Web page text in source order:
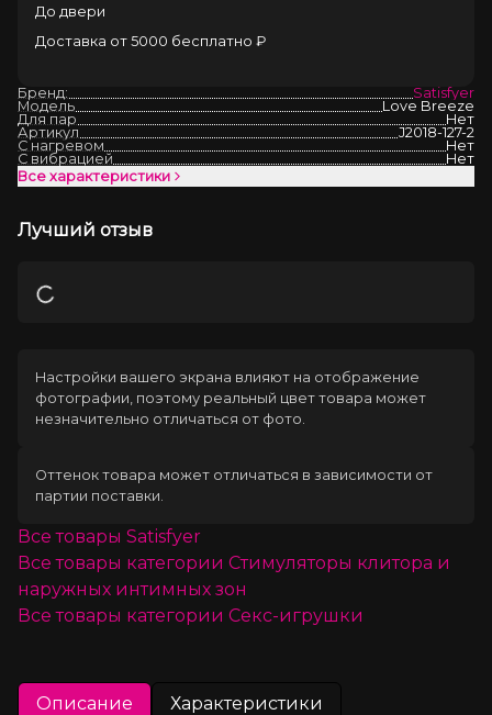
До двери
Доставка от 5000 бесплатно ₽
Бренд:
Satisfyer
Модель
Love Breeze
Для пар
Нет
Артикул
J2018-127-2
С нагревом
Нет
С вибрацией
Нет
Все характеристики
Лучший отзыв
Загрузка
Настройки вашего экрана влияют на отображение
фотографии, поэтому реальный цвет товара может
незначительно отличаться от фото.
Оттенок товара может отличаться в зависимости от
партии поставки.
Все товары Satisfyer
Все товары категории Стимуляторы клитора и
наружных интимных зон
Все товары категории Секс-игрушки
Описание Характеристики